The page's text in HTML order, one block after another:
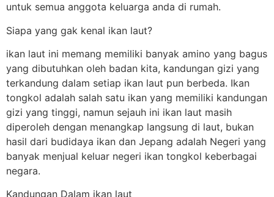
untuk semua anggota keluarga anda di rumah.
Siapa yang gak kenal ikan laut?
ikan laut ini memang memiliki banyak amino yang bagus
yang dibutuhkan oleh badan kita, kandungan gizi yang
terkandung dalam setiap ikan laut pun berbeda. Ikan
tongkol adalah salah satu ikan yang memiliki kandungan
gizi yang tinggi, namun sejauh ini ikan laut masih
diperoleh dengan menangkap langsung di laut, bukan
hasil dari budidaya ikan dan Jepang adalah Negeri yang
banyak menjual keluar negeri ikan tongkol keberbagai
negara.
Kandungan Dalam ikan laut